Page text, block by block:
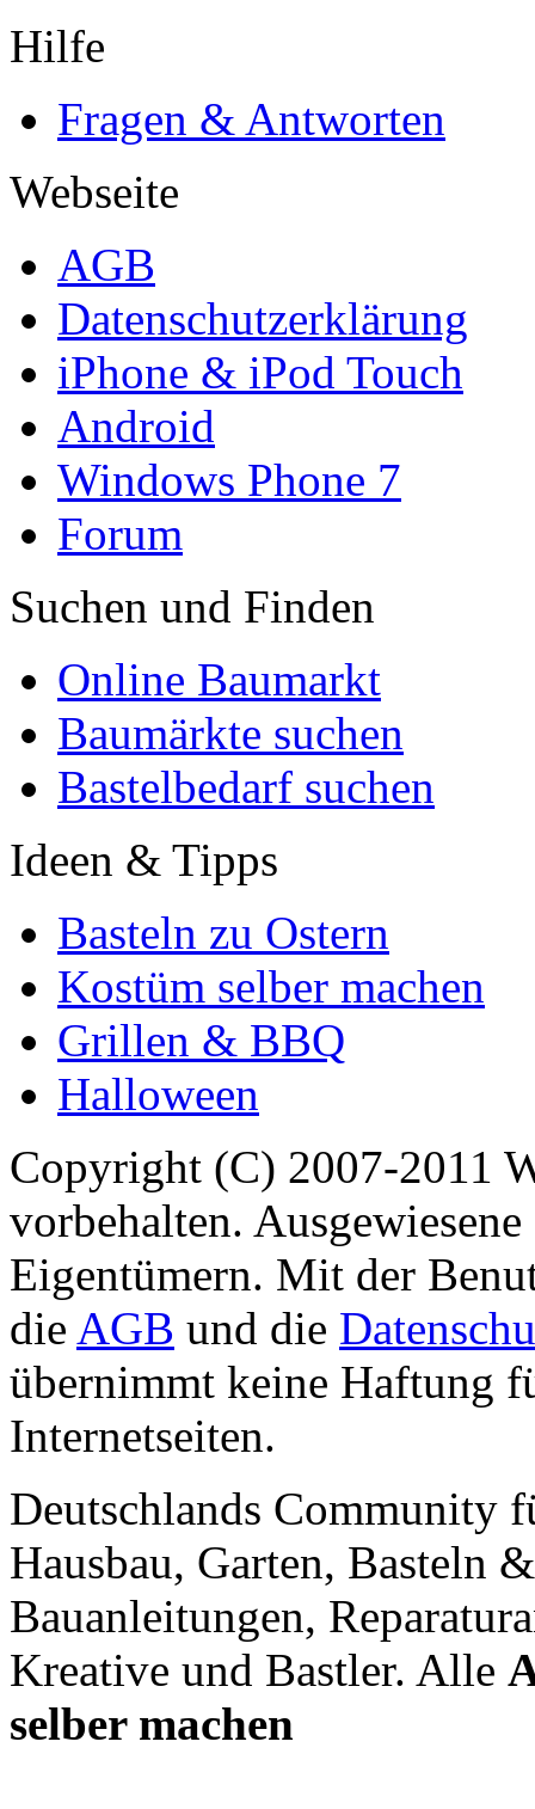
Hilfe
Fragen & Antworten
Webseite
AGB
Datenschutzerklärung
iPhone & iPod Touch
Android
Windows Phone 7
Forum
Suchen und Finden
Online Baumarkt
Baumärkte suchen
Bastelbedarf suchen
Ideen & Tipps
Basteln zu Ostern
Kostüm selber machen
Grillen & BBQ
Halloween
Copyright (C) 2007-2011
vorbehalten.
Eigentümern. Mit der
die AGB und die
übernimmt keine Haftung
Internetseiten.
Deutschlands Community
Hausbau, Garten, Basteln
Bauanleitungen,
Kreative und Bastler. Alle
selber machen